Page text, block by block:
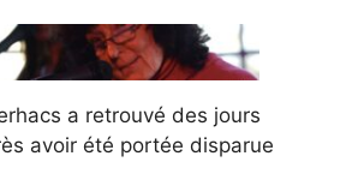
a retrouvé des jours
avoir été portée disparue